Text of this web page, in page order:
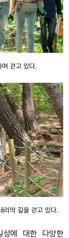
며 걷고 있다.
리막 길을 걷고 있다.
상에 대한 다양한